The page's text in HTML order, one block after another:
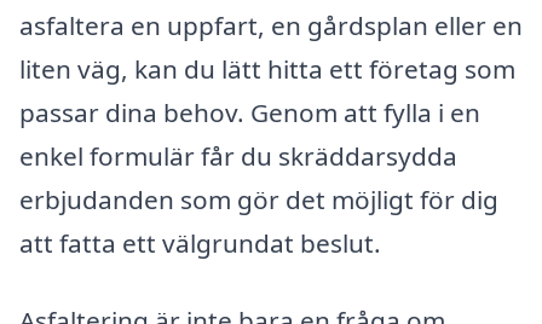
asfaltera en uppfart, en gårdsplan eller en
liten väg, kan du lätt hitta ett företag som
passar dina behov. Genom att fylla i en
enkel formulär får du skräddarsydda
erbjudanden som gör det möjligt för dig
att fatta ett välgrundat beslut.